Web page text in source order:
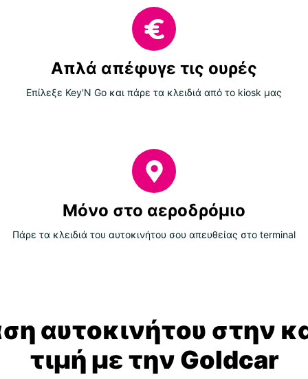
Απλά απέφυγε τις ουρές
Επίλεξε Key'N Go και πάρε τα κλειδιά από το kiosk μας
Μόνο στο αεροδρόμιο
Πάρε τα κλειδιά του αυτοκινήτου σου απευθείας στο terminal
αυτοκινήτου στην
τιμή με την Goldcar